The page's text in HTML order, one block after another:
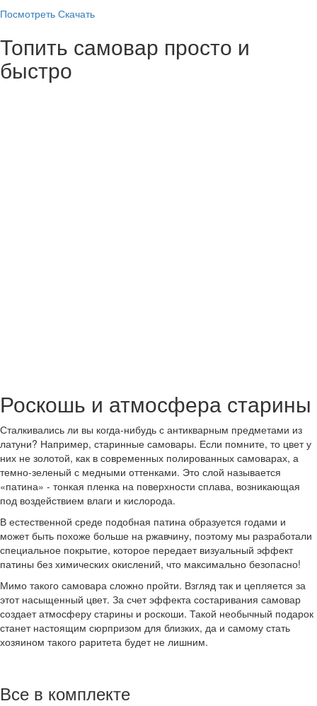
Посмотреть Скачать
Топить самовар просто и
быстро
Роскошь и атмосфера старины
Сталкивались ли вы когда-нибудь с антикварным предметами из
латуни? Например, старинные самовары. Если помните, то цвет у
них не золотой, как в современных полированных самоварах, а
темно-зеленый с медными оттенками. Это слой называется
«патина» - тонкая пленка на поверхности сплава, возникающая
под воздействием влаги и кислорода.
В естественной среде подобная патина образуется годами и
может быть похоже больше на ржавчину, поэтому мы разработали
специальное покрытие, которое передает визуальный эффект
патины без химических окислений, что максимально безопасно!
Мимо такого самовара сложно пройти. Взгляд так и цепляется за
этот насыщенный цвет. За счет эффекта состаривания самовар
создает атмосферу старины и роскоши. Такой необычный подарок
станет настоящим сюрпризом для близких, да и самому стать
хозяином такого раритета будет не лишним.
Все в комплекте